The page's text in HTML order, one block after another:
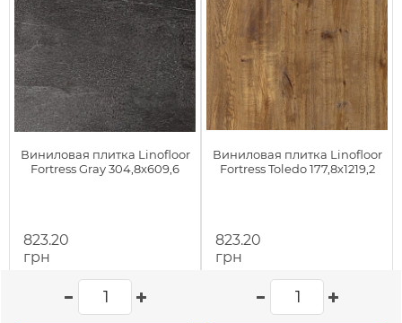
Виниловая плитка Linofloor
Fortress Gray 304,8х609,6
823.20
грн
Виниловая плитка Linofloor
Fortress Toledo 177,8х1219,2
823.20
грн